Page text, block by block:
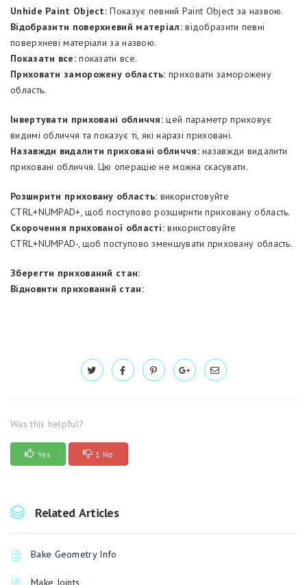
Unhide Paint Object: Показує певний Paint Object за назвою.
Відобразити поверхневий матеріал:відобразити певні
поверхневі матеріали за назвою.
Показати все:показати все.
Приховати заморожену область: приховати заморожену
область.
Інвертувати приховані обличчя: цей параметр приховує
видимі обличчя та показує ті, які наразі приховані.
Назавжди видалити приховані обличчя:назавжди видалити
приховані обличчя. Цю операцію не можна скасувати.
Розширити приховану область: використовуйте
CTRL+NUMPAD+, щоб поступово розширити приховану область.
Скорочення прихованої області: використовуйте
CTRL+NUMPAD-, щоб поступово зменшувати приховану область.
Зберегти прихований стан:
Відновити прихований стан:
Was this helpful?
Yes 1 No
Related Articles
Bake Geometry Info
Make Joints